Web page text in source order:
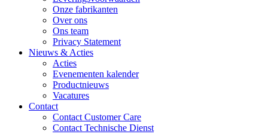
Onze fabrikanten
Over ons
Ons team
Privacy Statement
Nieuws & Acties
Acties
Evenementen kalender
Productnieuws
Vacatures
Contact
Contact Customer Care
Contact Technische Dienst